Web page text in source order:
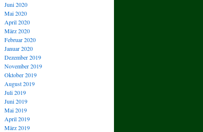
Juni 2020
Mai 2020
April 2020
März 2020
Februar 2020
Januar 2020
Dezember 2019
November 2019
Oktober 2019
August 2019
Juli 2019
Juni 2019
Mai 2019
April 2019
März 2019